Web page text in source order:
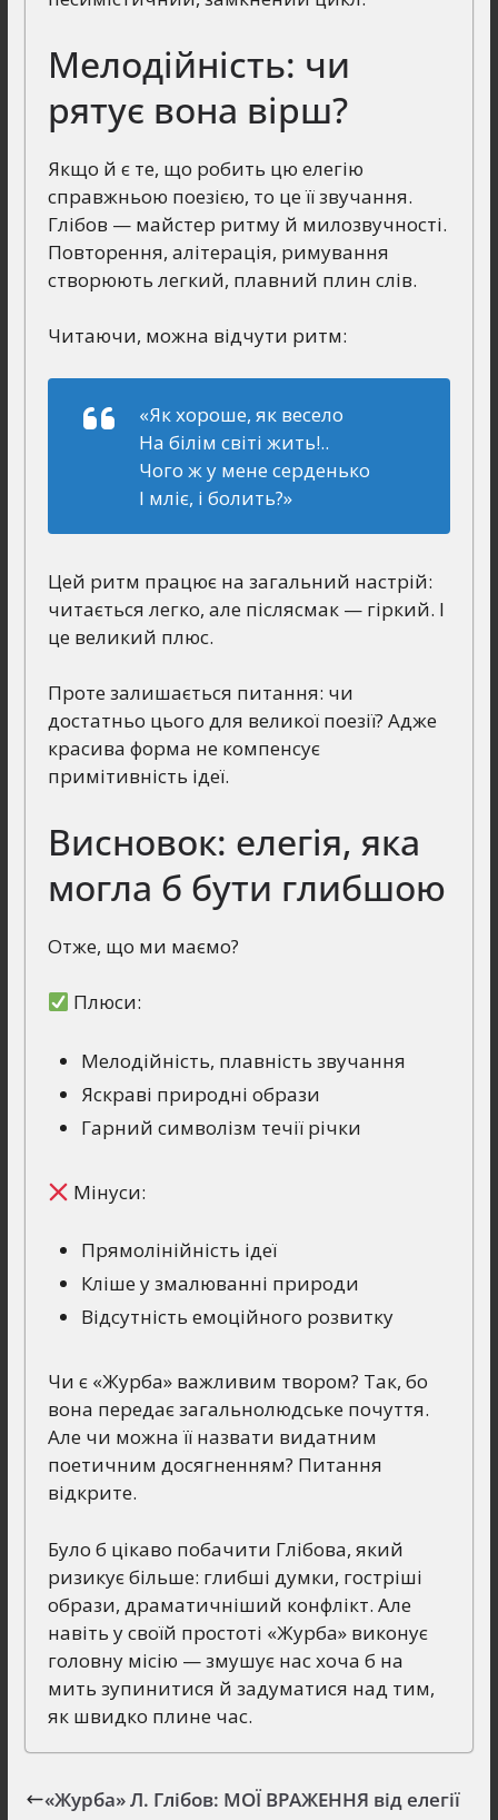
Мелодійність: чи
рятує вона вірш?
Якщо й є те, що робить цю елегію
справжньою поезією, то це її звучання.
Глібов — майстер ритму й милозвучності.
Повторення, алітерація, римування
створюють легкий, плавний плин слів.
Читаючи, можна відчути ритм:
«Як хороше, як весело
На білім світі жить!..
Чого ж у мене серденько
І мліє, і болить?»
Цей ритм працює на загальний настрій:
читається легко, але післясмак — гіркий. І
це великий плюс.
Проте залишається питання: чи
достатньо цього для великої поезії? Адже
красива форма не компенсує
примітивність ідеї.
Висновок: елегія, яка
могла б бути глибшою
Отже, що ми маємо?
Плюси:
Мелодійність, плавність звучання
Яскраві природні образи
Гарний символізм течії річки
Мінуси:
Прямолінійність ідеї
Кліше у змалюванні природи
Відсутність емоційного розвитку
Чи є «Журба» важливим твором? Так, бо
вона передає загальнолюдське почуття.
Але чи можна її назвати видатним
поетичним досягненням? Питання
відкрите.
Було б цікаво побачити Глібова, який
ризикує більше: глибші думки, гостріші
образи, драматичніший конфлікт. Але
навіть у своїй простоті «Журба» виконує
головну місію — змушує нас хоча б на
мить зупинитися й задуматися над тим,
як швидко плине час.
«Журба» Л. Глібов: МОЇ ВРАЖЕННЯ від елегії